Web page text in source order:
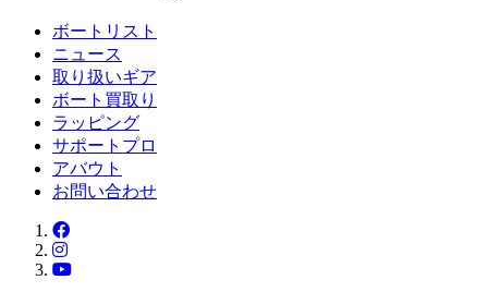
ボートリスト
ニュース
取り扱いギア
ボート買取り
ラッピング
サポートプロ
アバウト
お問い合わせ